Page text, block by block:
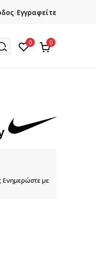
Εγγραφείτε
0 0
Ενημερώστε με